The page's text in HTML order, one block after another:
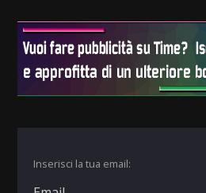
Inserisci la tua email: